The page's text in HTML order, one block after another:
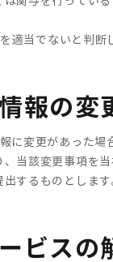
適当でないと判断
に変更があった場
、当該変更事項を
するものとします
報の変
ビスの